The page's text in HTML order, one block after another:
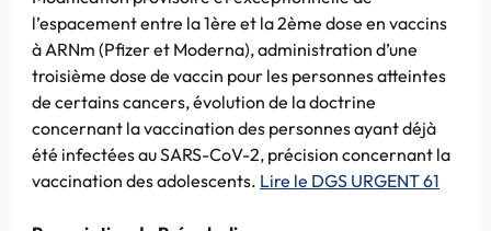
l’espacement entre la 1ère et la 2ème dose en vaccins
à ARNm (Pfizer et Moderna), administration d’une
troisième dose de vaccin pour les personnes atteintes
de certains cancers, évolution de la doctrine
concernant la vaccination des personnes ayant déjà
été infectées au SARS-CoV-2, précision concernant la
vaccination des adolescents. Lire le DGS URGENT 61